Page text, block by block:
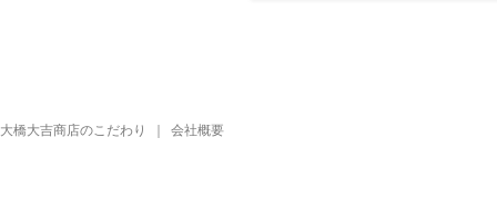
大橋大吉商店のこだわり 会社概要